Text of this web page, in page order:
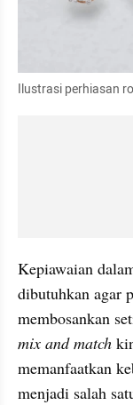
Ilustrasi perhiasan
Kepiawaian
dibutuhkan agar
mix and match
memanfaatkan
menjadi salah